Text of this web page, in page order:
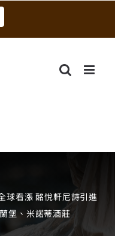
球看漲 酩悅軒尼詩引進
堡、米諾蒂酒莊